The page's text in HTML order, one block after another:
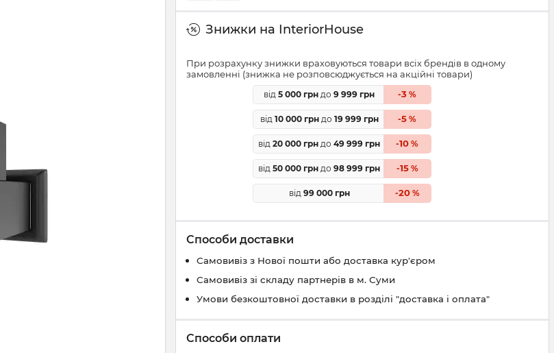
Знижки на InteriorHouse
При розрахунку знижки враховуються товари всіх брендів в одному
замовленні (знижка не розповсюджується на акційні товари)
від 5 000 грн до 9 999 грн -3 %
від 10 000 грндо 19 999 грн -5 %
від 20 000 грн до 49 999 грн -10 %
від 50 000 грн до 98 999 грн -15%
від 99 000 грн -20%
Способи доставки
Самовивіз з Нової пошти або доставка кур'єром
Самовивіз зі складу партнерів в м. Суми
Умови безкоштовної доставки в розділі "доставка і оплата"
Способи оплати